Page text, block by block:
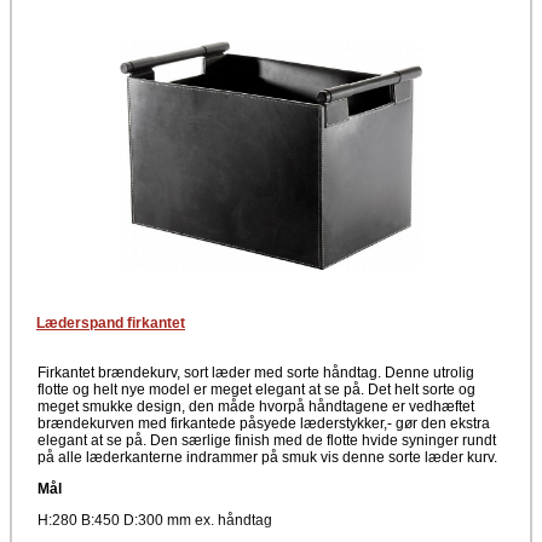
Læderspand firkantet
Firkantet brændekurv, sort læder med sorte håndtag. Denne utrolig
flotte og helt nye model er meget elegant at se på. Det helt sorte og
meget smukke design, den måde hvorpå håndtagene er vedhæftet
brændekurven med firkantede påsyede læderstykker,- gør den ekstra
elegant at se på. Den særlige finish med de flotte hvide syninger rundt
på alle læderkanterne indrammer på smuk vis denne sorte læder kurv.
Mål
H:280 B:450 D:300 mm ex. håndtag